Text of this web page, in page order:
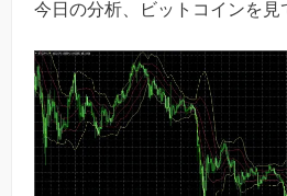
今日の分析、ビットコインを見